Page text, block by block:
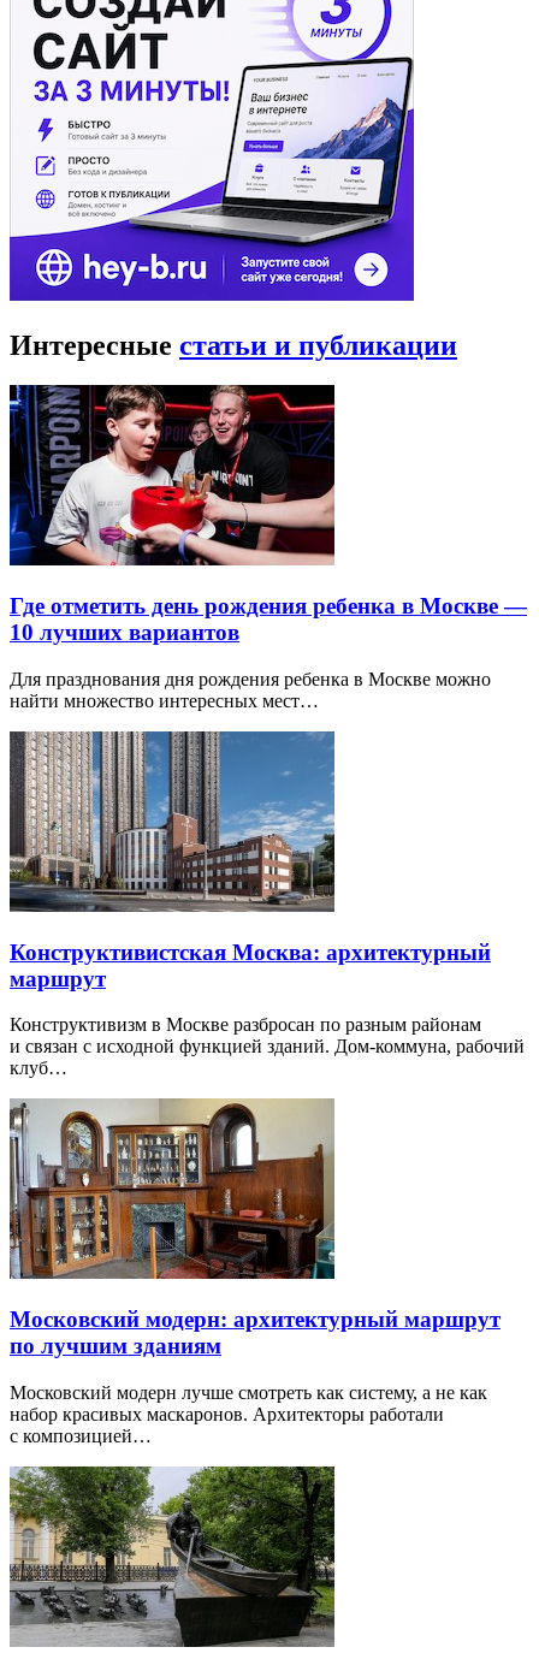
Интересные статьи и публикации
Где отметить день рождения ребенка в Москве —
10 лучших вариантов
Для празднования дня рождения ребенка в Москве можно
найти множество интересных мест…
Конструктивистская Москва: архитектурный
маршрут
Конструктивизм в Москве разбросан по разным районам
и связан с исходной функцией зданий. Дом-коммуна, рабочий
клуб…
Московский модерн: архитектурный маршрут
по лучшим зданиям
Московский модерн лучше смотреть как систему, а не как
набор красивых маскаронов. Архитекторы работали
с композицией…